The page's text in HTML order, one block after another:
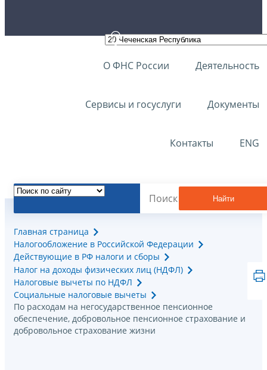
О ФНС России Деятельность
Сервисы и госуслуги Документы
Контакты ENG
Найти
Главная страница
Налогообложение в Российской Федерации
Действующие в РФ налоги и сборы
Налог на доходы физических лиц (НДФЛ)
Налоговые вычеты по НДФЛ
Социальные налоговые вычеты
По расходам на негосударственное пенсионное
обеспечение, добровольное пенсионное страхование и
добровольное страхование жизни